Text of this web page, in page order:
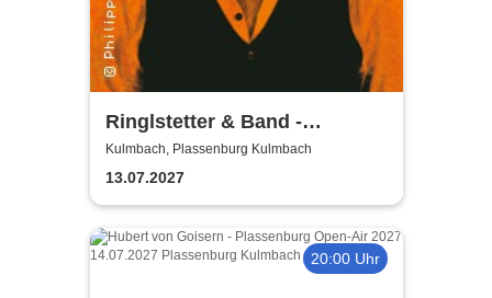
Ringlstetter & Band -
Bellavista Tour 2027
Kulmbach, Plassenburg Kulmbach
13.07.2027
20:00 Uhr